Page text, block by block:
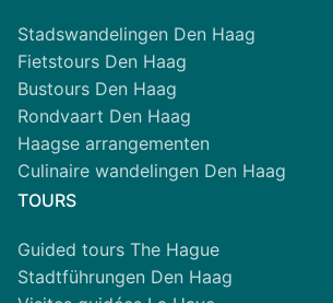
Stadswandelingen Den Haag
Fietstours Den Haag
Bustours Den Haag
Rondvaart Den Haag
Haagse arrangementen
Culinaire wandelingen Den Haag
TOURS
Guided tours The Hague
Stadtführungen Den Haag